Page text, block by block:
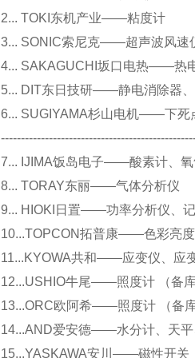
2... TOKI东机产业——粘度计
3... SONIC索尼克——超声波风速
4... SAKAGUCHI坂口电热——热
5... DIT东日技研——静电消除器
6... SUGIYAMA杉山电机——下死
7... IJIMA饭岛电子——酸素计、氧
8... TORAY东丽——气体分析仪
9... HIOKI日置——功率分析仪、
10...TOPCON拓普康——色彩亮度
11...KYOWA共和——应变仪、应
12...USHIO牛尾——照度计 （备库
13...ORC欧阿希——照度计 （备库
14...AND爱安德——水分计、天平
15...YASKAWA安川——磁性开关